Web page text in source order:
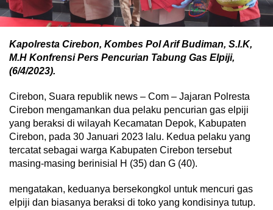
Kapolresta Cirebon, Kombes Pol Arif Budiman, S.I.K,
M.H Konfrensi Pers Pencurian Tabung Gas Elpiji,
(6/4/2023).
Cirebon, Suara republik news – Com – Jajaran Polresta
Cirebon mengamankan dua pelaku pencurian gas elpiji
yang beraksi di wilayah Kecamatan Depok, Kabupaten
Cirebon, pada 30 Januari 2023 lalu. Kedua pelaku yang
tercatat sebagai warga Kabupaten Cirebon tersebut
masing-masing berinisial H (35) dan G (40).
mengatakan, keduanya bersekongkol untuk mencuri gas
elpiji dan biasanya beraksi di toko yang kondisinya tutup.